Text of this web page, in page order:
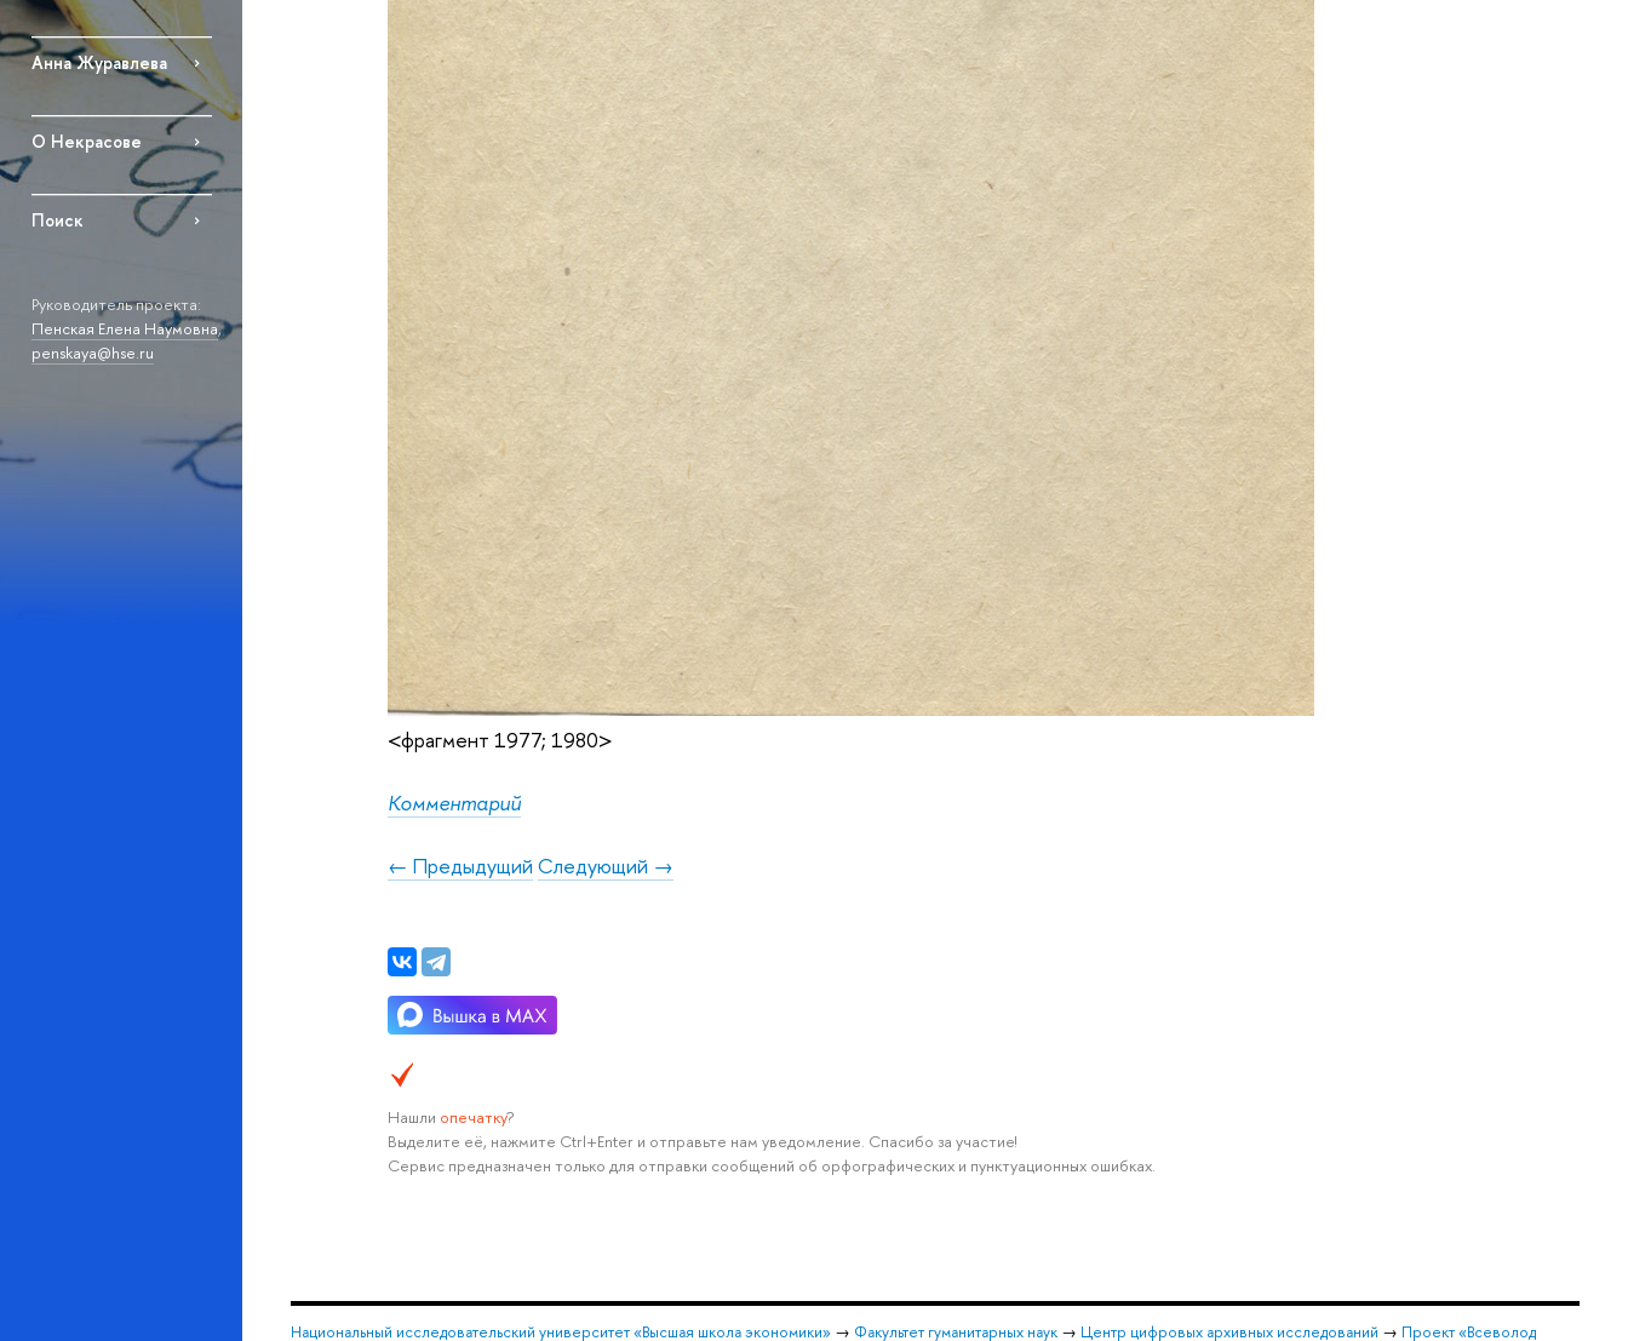
Анна Журавлева
О Некрасове
Поиск
Руководитель проекта:
Пенская Елена Наумовна,
penskaya@hse.ru
<фрагмент 1977; 1980>
Комментарий
← Предыдущий Следующий →
Нашли опечатку?
Выделите её, нажмите Ctrl+Enter и отправьте нам уведомление. Спасибо за участие!
Сервис предназначен только для отправки сообщений об орфографических и пунктуационных ошибках.
Национальный исследовательский университет «Высшая школа экономики» → Факультет гуманитарных наук → Центр цифровых архивных исследований → Проект «Всеволод